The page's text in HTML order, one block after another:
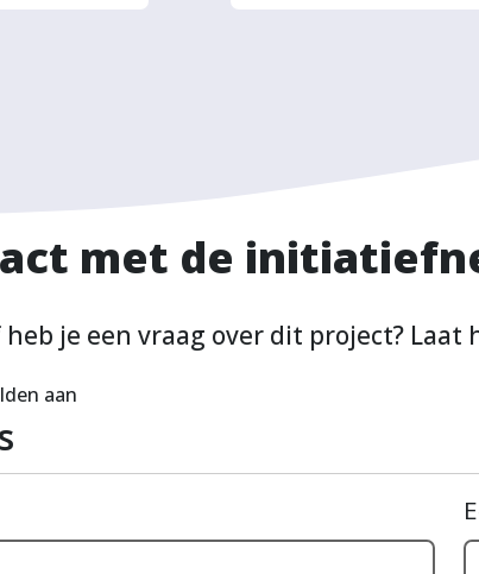
met de
je een vraag over dit project?
aan